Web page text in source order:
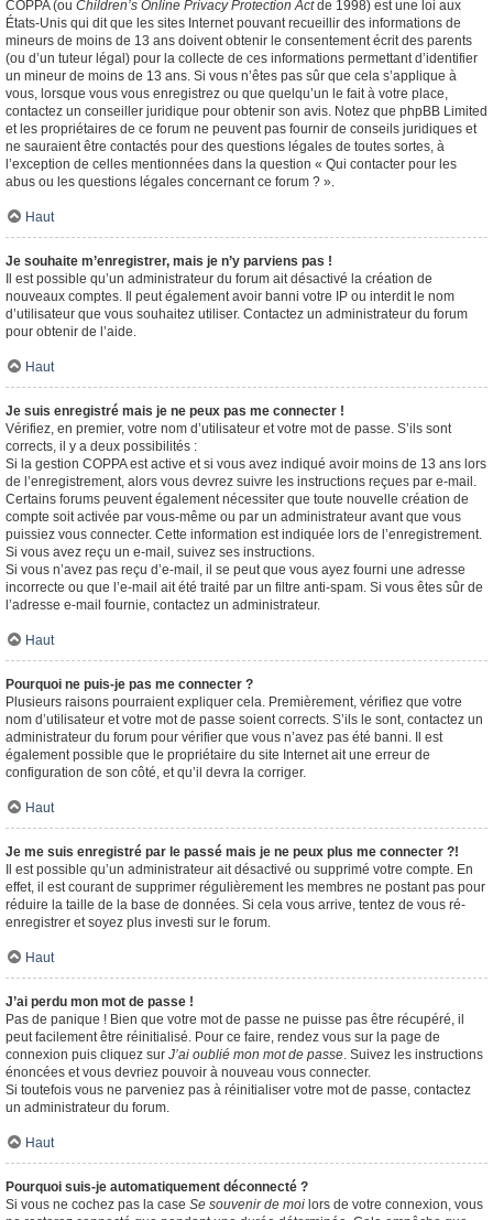
COPPA (ou Children’s Online Privacy Protection Actde 1998) est une loi aux
États-Unis qui dit que les sites Internet pouvant recueillir des informations de
mineurs de moins de 13 ans doivent obtenir le consentement écrit des parents
(ou d’un tuteur légal) pour la collecte de ces informations permettant d’identifier
un mineur de moins de 13 ans. Si vous n’êtes pas sûr que cela s’applique à
vous, lorsque vous vous enregistrez ou que quelqu’un le fait à votre place,
contactez un conseiller juridique pour obtenir son avis. Notez que phpBB Limited
et les propriétaires de ce forum ne peuvent pas fournir de conseils juridiques et
ne sauraient être contactés pour des questions légales de toutes sortes, à
l’exception de celles mentionnées dans la question « Qui contacter pour les
abus ou les questions légales concernant ce forum ? ».
Haut
Je souhaite m’enregistrer, mais je n’y parviens pas !
Il est possible qu’un administrateur du forum ait désactivé la création de
nouveaux comptes. Il peut également avoir banni votre IP ou interdit le nom
d’utilisateur que vous souhaitez utiliser. Contactez un administrateur du forum
pour obtenir de l’aide.
Haut
Je suis enregistré mais je ne peux pas me connecter !
Vérifiez, en premier, votre nom d’utilisateur et votre mot de passe. S’ils sont
corrects, il y a deux possibilités :
Si la gestion COPPA est active et si vous avez indiqué avoir moins de 13 ans lors
de l’enregistrement, alors vous devrez suivre les instructions reçues par e-mail.
Certains forums peuvent également nécessiter que toute nouvelle création de
compte soit activée par vous-même ou par un administrateur avant que vous
puissiez vous connecter. Cette information est indiquée lors de l’enregistrement.
Si vous avez reçu un e-mail, suivez ses instructions.
Si vous n’avez pas reçu d’e-mail, il se peut que vous ayez fourni une adresse
incorrecte ou que l’e-mail ait été traité par un filtre anti-spam. Si vous êtes sûr de
l’adresse e-mail fournie, contactez un administrateur.
Haut
Pourquoi ne puis-je pas me connecter ?
Plusieurs raisons pourraient expliquer cela. Premièrement, vérifiez que votre
nom d’utilisateur et votre mot de passe soient corrects. S’ils le sont, contactez un
administrateur du forum pour vérifier que vous n’avez pas été banni. Il est
également possible que le propriétaire du site Internet ait une erreur de
configuration de son côté, et qu’il devra la corriger.
Haut
Je me suis enregistré par le passé mais je ne peux plus me connecter ?!
Il est possible qu’un administrateur ait désactivé ou supprimé votre compte. En
effet, il est courant de supprimer régulièrement les membres ne postant pas pour
réduire la taille de la base de données. Si cela vous arrive, tentez de vous ré-
enregistrer et soyez plus investi sur le forum.
Haut
J’ai perdu mon mot de passe !
Pas de panique ! Bien que votre mot de passe ne puisse pas être récupéré, il
peut facilement être réinitialisé. Pour ce faire, rendez vous sur la page de
connexion puis cliquez sur J’ai oublié mon mot de passe. Suivez les instructions
énoncées et vous devriez pouvoir à nouveau vous connecter.
Si toutefois vous ne parveniez pas à réinitialiser votre mot de passe, contactez
un administrateur du forum.
Haut
Pourquoi suis-je automatiquement déconnecté ?
Si vous ne cochez pas la case Se souvenir de moi lors de votre connexion, vous